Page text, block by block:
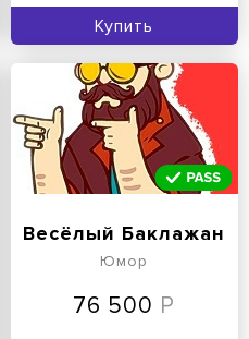
Купить
Весёлый Баклажан
Юмор
76 500